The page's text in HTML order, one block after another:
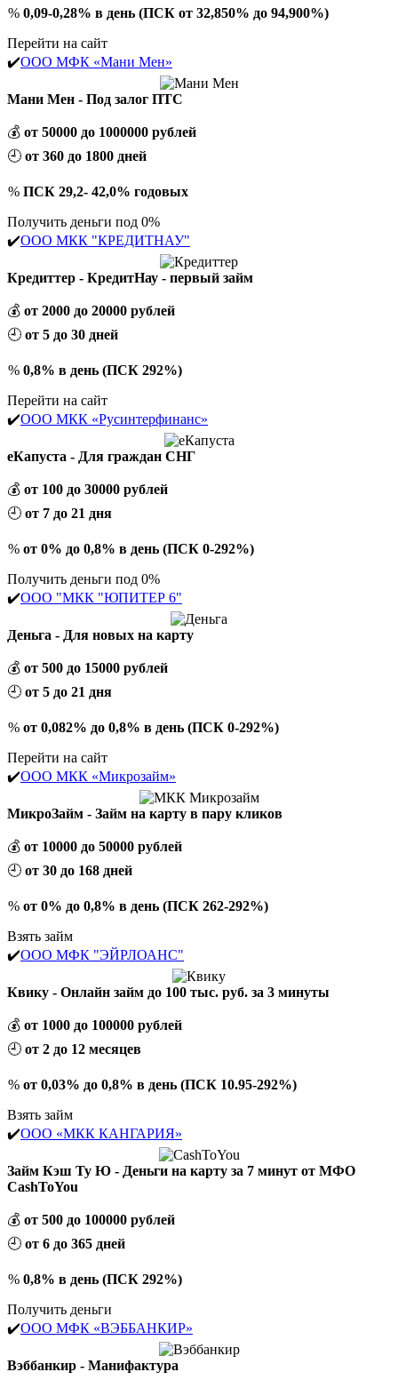
% 0,09-0,28% в день (ПСК от 32,850% до 94,900%)
Перейти на сайт
✔️ООО МФК «Мани Мен»
Мани Мен - Под залог ПТС
💰 от 50000 до 1000000 рублей
🕘 от 360 до 1800 дней
% ПСК 29,2- 42,0% годовых
Получить деньги под 0%
✔️ООО МКК "КРЕДИТНАУ"
Кредиттер - КредитНау - первый займ
💰 от 2000 до 20000 рублей
🕘 от 5 до 30 дней
% 0,8% в день (ПСК 292%)
Перейти на сайт
✔️ООО МКК «Русинтерфинанс»
еКапуста - Для граждан СНГ
💰 от 100 до 30000 рублей
🕘 от 7 до 21 дня
% от 0% до 0,8% в день (ПСК 0-292%)
Получить деньги под 0%
✔️ООО "МКК "ЮПИТЕР 6"
Деньга - Для новых на карту
💰 от 500 до 15000 рублей
🕘 от 5 до 21 дня
% от 0,082% до 0,8% в день (ПСК 0-292%)
Перейти на сайт
✔️ООО МКК «Микрозайм»
МикроЗайм - Займ на карту в пару кликов
💰 от 10000 до 50000 рублей
🕘 от 30 до 168 дней
% от 0% до 0,8% в день (ПСК 262-292%)
Взять займ
✔️ООО МФК "ЭЙРЛОАНС"
Квику - Онлайн займ до 100 тыс. руб. за 3 минуты
💰 от 1000 до 100000 рублей
🕘 от 2 до 12 месяцев
% от 0,03% до 0,8% в день (ПСК 10.95-292%)
Взять займ
✔️ООО «МКК КАНГАРИЯ»
Займ Кэш Ту Ю - Деньги на карту за 7 минут от МФО
CashToYou
💰 от 500 до 100000 рублей
🕘 от 6 до 365 дней
% 0,8% в день (ПСК 292%)
Получить деньги
✔️ООО МФК «ВЭББАНКИР»
Вэббанкир - Манифактура